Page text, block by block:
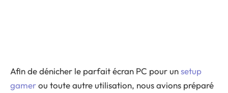
Afin de dénicher le parfait écran PC pour unsetup
gamerou toute autre utilisation, nous avions préparé